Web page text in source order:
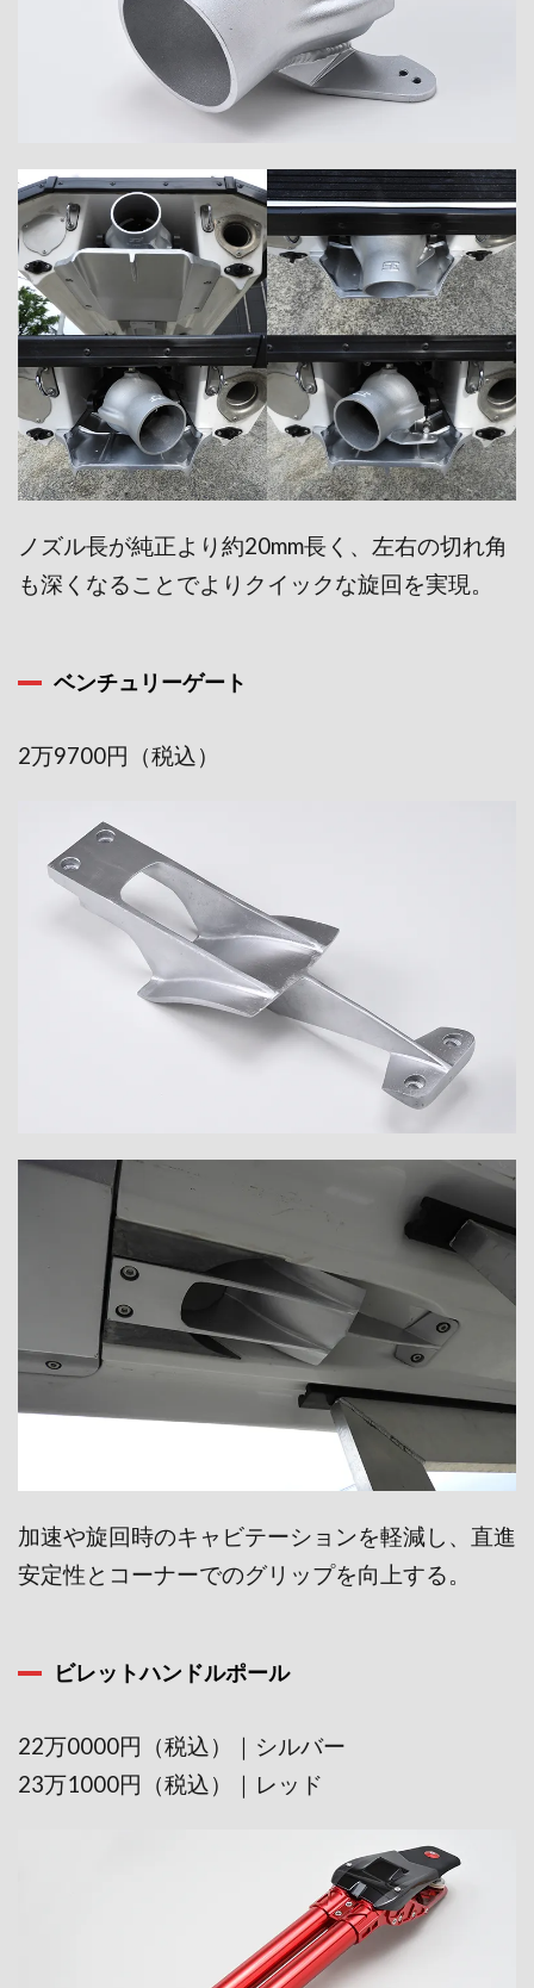
ノズル長が純正より約20mm長く、左右の切れ角
も深くなることでよりクイックな旋回を実現。
ベンチュリーゲート
2万9700円（税込）
加速や旋回時のキャビテーションを軽減し、直進
安定性とコーナーでのグリップを向上する。
ビレットハンドルポール
22万0000円（税込）｜シルバー
23万1000円（税込）｜レッド